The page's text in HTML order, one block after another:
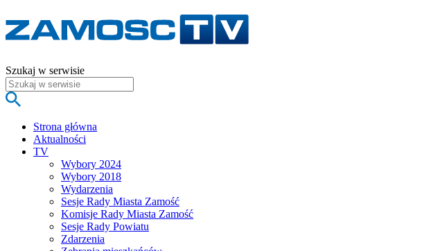
Szukaj w serwisie
Strona główna
Aktualności
TV
Wybory 2024
Wybory 2018
Wydarzenia
Sesje Rady Miasta Zamość
Komisje Rady Miasta Zamość
Sesje Rady Powiatu
Zdarzenia